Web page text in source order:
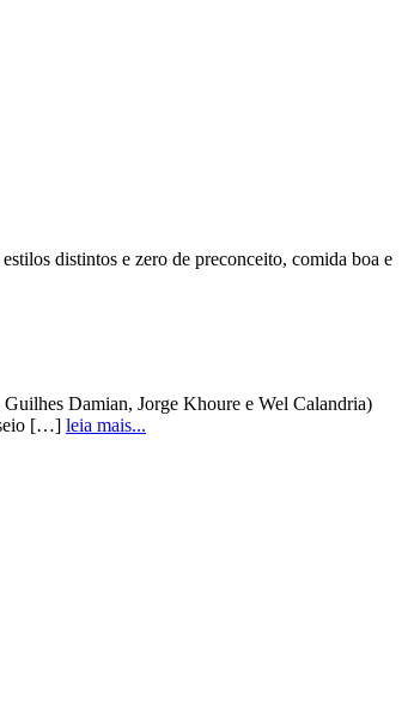
distintos e zero de preconceito, comida boa e
Damian, Jorge Khoure e Wel Calandria)
[…] leia mais...